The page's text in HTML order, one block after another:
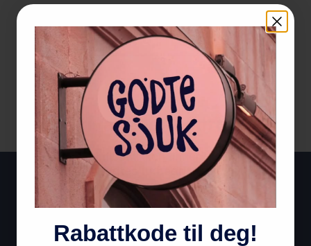
Er du en ny kunde?
Registrer en konto hos oss
🍬
Privat eller bedrift?
Bedriftsbutikken finner du på
godtesjukbedrift.no
Privat Bedrift
Rabattkode til deg!